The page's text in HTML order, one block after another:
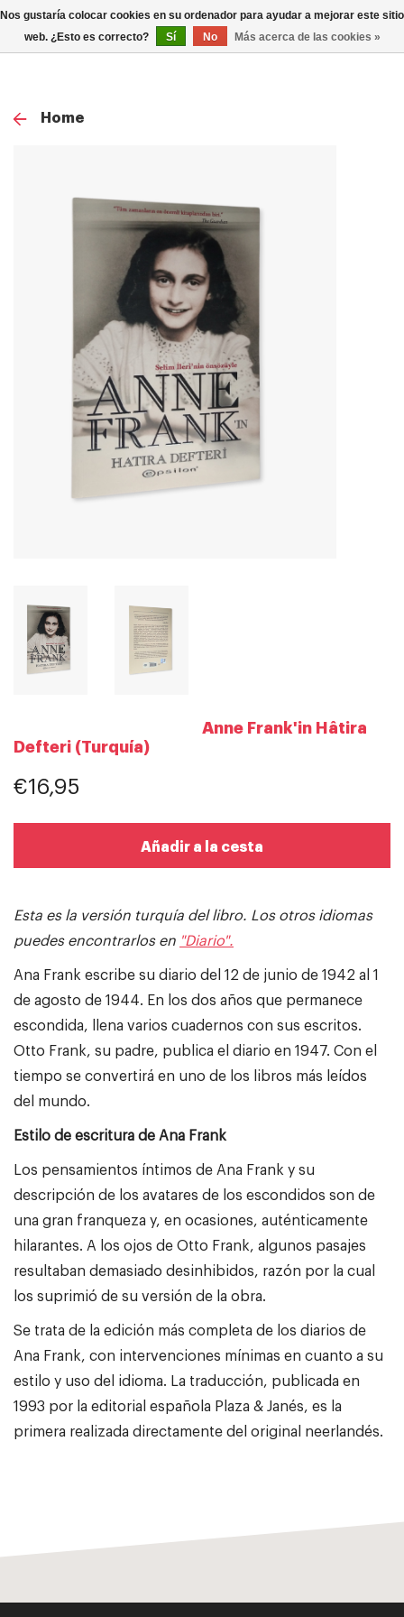
0
Home
Anne Frank'in Hâtira
Defteri (Turquía)
€16,95
Añadir a la cesta
Esta es la versión turquía del libro. Los otros idiomas
puedes encontrarlos en "Diario".
Ana Frank escribe su diario del 12 de junio de 1942 al 1
de agosto de 1944. En los dos años que permanece
escondida, llena varios cuadernos con sus escritos.
Otto Frank, su padre, publica el diario en 1947. Con el
tiempo se convertirá en uno de los libros más leídos
del mundo.
Estilo de escritura de Ana Frank
Los pensamientos íntimos de Ana Frank y su
descripción de los avatares de los escondidos son de
una gran franqueza y, en ocasiones, auténticamente
hilarantes. A los ojos de Otto Frank, algunos pasajes
resultaban demasiado desinhibidos, razón por la cual
los suprimió de su versión de la obra.
Se trata de la edición más completa de los diarios de
Ana Frank, con intervenciones mínimas en cuanto a su
estilo y uso del idioma. La traducción, publicada en
1993 por la editorial española Plaza & Janés, es la
primera realizada directamente del original neerlandés.
Nos gustaría colocar cookies en su ordenador para ayudar a mejorar este sitio
web. ¿Esto es correcto?
Sí No Más acerca de las cookies »